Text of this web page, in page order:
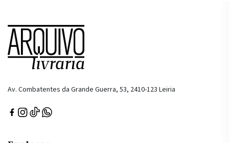
Av. Combatentes da Grande Guerra, 53, 2410-123 Leiria